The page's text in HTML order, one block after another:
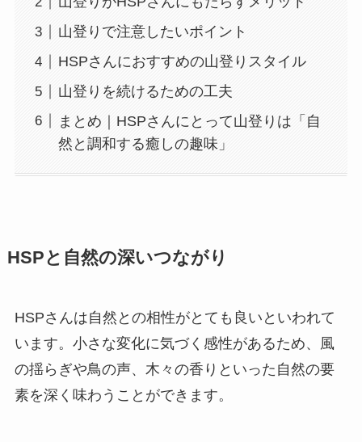
山登りで注意したいポイント
HSPさんにおすすめの山登りスタイル
山登りを続けるための工夫
まとめ｜HSPさんにとって山登りは「自
然と調和する癒しの趣味」
HSPと自然の深いつながり
HSPさんは自然との相性がとても良いといわれて
います。小さな変化に気づく感性があるため、風
の揺らぎや鳥の声、木々の香りといった自然の要
素を深く味わうことができます。